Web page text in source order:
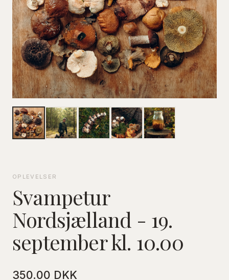
OPLEVELSER
Svampetur
Nordsjælland - 19.
september kl. 10.00
350.00 DKK